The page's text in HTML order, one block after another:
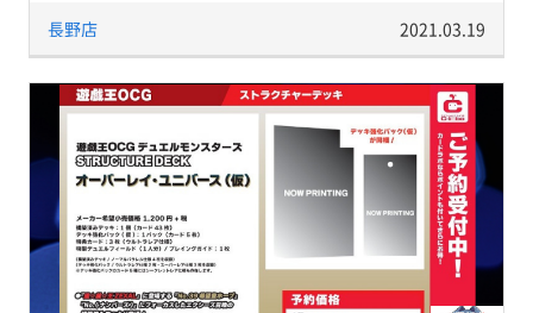
長野店 2021.03.19